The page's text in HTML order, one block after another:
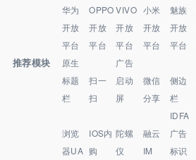
华为
开放
平台
OPPO
开放
平台
VIVO
开放
平台
小米
开放
平台
魅族
开放
平台
推荐模块
原生
标题
栏
扫一
扫
广告
启动
屏
微信
分享
侧边
栏
浏览
器UA
IOS内
购
陀螺
仪
融云
IM
IDFA
广告
标识